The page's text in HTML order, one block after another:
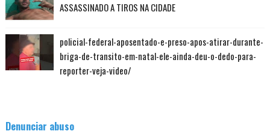
ASSASSINADO A TIROS NA CIDADE
policial-federal-aposentado-e-preso-apos-atirar-durante-
briga-de-transito-em-natal-ele-ainda-deu-o-dedo-para-
reporter-veja-video/
Denunciar abuso